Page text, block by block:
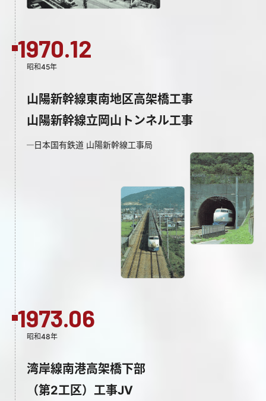
1970.12
昭和45年
山陽新幹線東南地区高架橋工事
山陽新幹線立岡山トンネル工事
日本国有鉄道 山陽新幹線工事局
1973.06
昭和48年
湾岸線南港高架橋下部
（第2工区）工事JV